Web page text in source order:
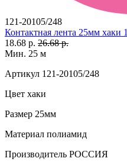
121-20105/248
Контактная лента 25мм хаки
18.68 р. 26.68 р.
Мин. 25 м
Артикул 121-20105/248
Цвет хаки
Размер 25мм
Материал полиамид
Производитель РОССИЯ